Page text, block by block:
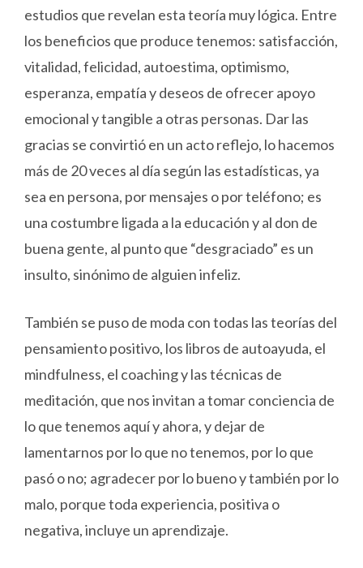
estudios que revelan esta teoría muy lógica. Entre
los beneficios que produce tenemos: satisfacción,
vitalidad, felicidad, autoestima, optimismo,
esperanza, empatía y deseos de ofrecer apoyo
emocional y tangible a otras personas. Dar las
gracias se convirtió en un acto reflejo, lo hacemos
más de 20 veces al día según las estadísticas, ya
sea en persona, por mensajes o por teléfono; es
una costumbre ligada a la educación y al don de
buena gente, al punto que “desgraciado” es un
insulto, sinónimo de alguien infeliz.
También se puso de moda con todas las teorías del
pensamiento positivo, los libros de autoayuda, el
mindfulness, el coaching y las técnicas de
meditación, que nos invitan a tomar conciencia de
lo que tenemos aquí y ahora, y dejar de
lamentarnos por lo que no tenemos, por lo que
pasó o no; agradecer por lo bueno y también por lo
malo, porque toda experiencia, positiva o
negativa, incluye un aprendizaje.